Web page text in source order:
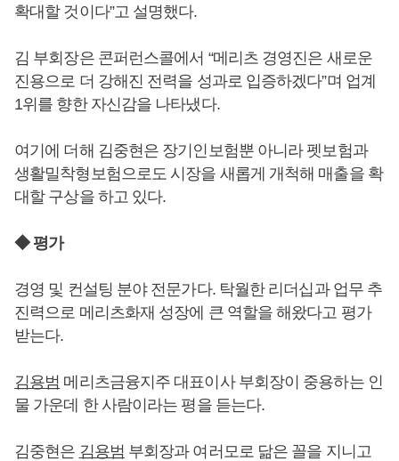
확대할 것이다”고 설명했다.
김 부회장은 콘퍼런스콜에서 “메리츠 경영진은 새로운
진용으로 더 강해진 전력을 성과로 입증하겠다”며 업계
1위를 향한 자신감을 나타냈다.
여기에 더해 김중현은 장기인보험뿐 아니라 펫보험과
생활밀착형보험으로도 시장을 새롭게 개척해 매출을 확
대할 구상을 하고 있다.
◆ 평가
경영 및 컨설팅 분야 전문가다. 탁월한 리더십과 업무 추
진력으로 메리츠화재 성장에 큰 역할을 해왔다고 평가
받는다.
김용범 메리츠금융지주 대표이사 부회장이 중용하는 인
물 가운데 한 사람이라는 평을 듣는다.
김중현은 김용범 부회장과 여러모로 닮은 꼴을 지니고